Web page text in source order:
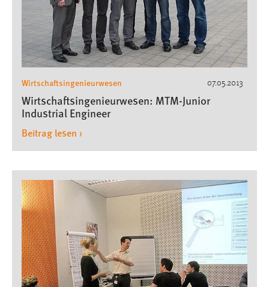
07.05.2013
Wirtschaftsingenieurwesen
Wirtschaftsingenieurwesen: MTM-Junior
Industrial Engineer
Beitrag lesen ›